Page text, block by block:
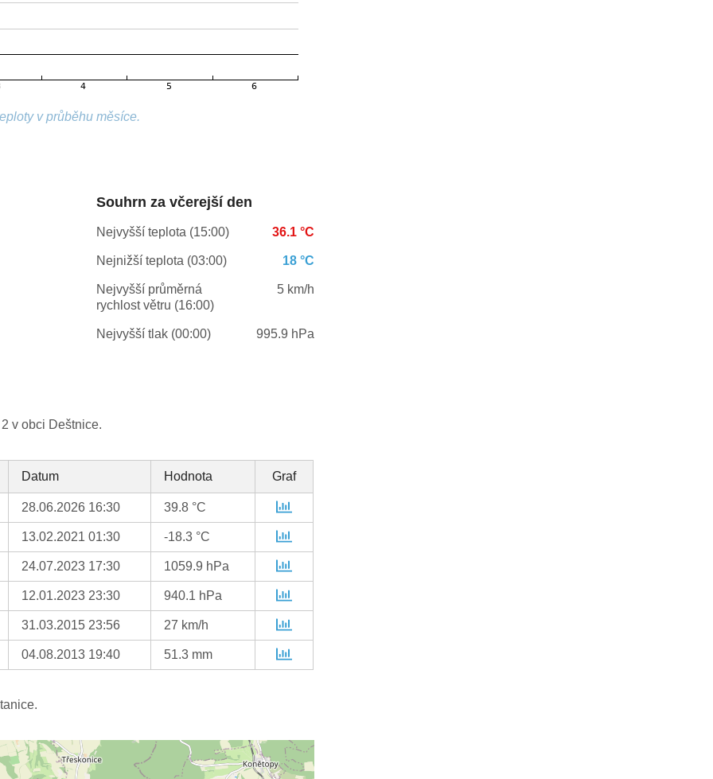
v průběhu měsíce.
Souhrn za včerejší den
Nejvyšší teplota (15:00) 36.1 °C
Nejnižší teplota (03:00) 18 °C
Nejvyšší průměrná
rychlost větru (16:00)
5 km/h
Nejvyšší tlak (00:00) 995.9 hPa
v obci Deštnice.
Datum Hodnota Graf
28.06.2026 16:30 39.8 °C
13.02.2021 01:30 -18.3 °C
24.07.2023 17:30 1059.9 hPa
12.01.2023 23:30 940.1 hPa
31.03.2015 23:56 27 km/h
04.08.2013 19:40 51.3 mm